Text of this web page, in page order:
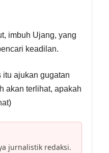
imbuh Ujang, yang
keadilan.
itu ajukan gugatan
akan terlihat, apakah
jurnalistik redaksi.